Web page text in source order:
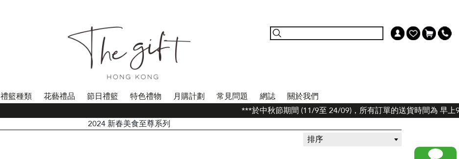
禮籃種類 花藝禮品 節日禮籃 特色禮物 月購計劃 常見問題 網誌
關於我們
***於中秋節期間 (11/9至 24/09)，所有訂單的送貨時間為 早上9
2024 新春美食至尊系列
排序